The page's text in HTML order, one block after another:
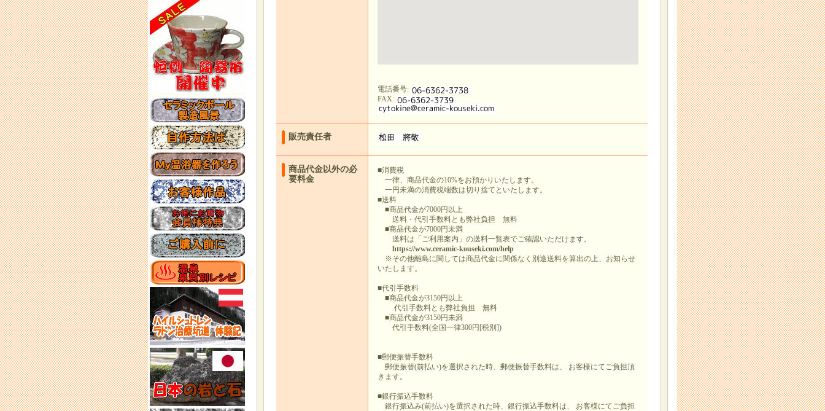
電話番号:
FAX:
販売責任者
商品代金以外の必
要料金
■消費税
一律、商品代金の10%をお預かりいたします。
一円未満の消費税端数は切り捨てといたします。
■送料
■商品代金が7000円以上
送料・代引手数料とも弊社負担 無料
■商品代金が7000円未満
送料は「ご利用案内」の送料一覧表でご確認いただけます。
https://www.ceramic-kouseki.com/help
※その他離島に関しては商品代金に関係なく別途送料を算出の上、お知らせ
いたします。
■代引手数料
■商品代金が3150円以上
代引手数料とも弊社負担 無料
■商品代金が3150円未満
代引手数料(全国一律300円[税別])
■郵便振替手数料
郵便振替(前払い)を選択された時、郵便振替手数料は、 お客様にてご負担頂
きます。
■銀行振込手数料
銀行振込み(前払い)を選択された時、銀行振込手数料は、 お客様にてご負担